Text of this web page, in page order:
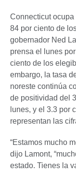
Connecticut
84 por ciento de
gobernador Ned
prensa el lunes
ciento de los
embargo, la tasa
noreste continúa
de positividad del
lunes, y el 3.3 por
representan las
“Estamos mucho
dijo Lamont,
estado. Tienes la